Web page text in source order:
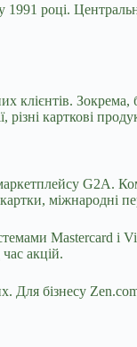
році.
клієнтів.
карткові
G2A.
міжнародні
Mastercard і
акцій.
Для бізнесу